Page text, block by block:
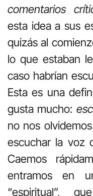
comentarios
esta idea a sus
quizás al
lo que estaban
caso habrían
Esta es una
gusta mucho:
no nos
escuchar la voz
Caemos
entramos en
“espiritual”,